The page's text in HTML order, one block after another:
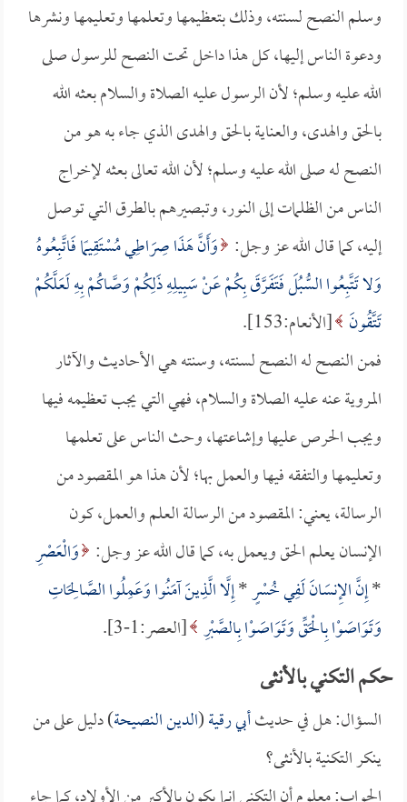
وسلم النصح لسنته، وذلك بتعظيمها وتعلمها وتعليمها ونشرها
ودعوة الناس إليها، كل هذا داخل تحت النصح للرسول صلى
الله عليه وسلم؛ لأن الرسول عليه الصلاة والسلام بعثه الله
بالحق والهدى، والعناية بالحق والهدى الذي جاء به هو من
النصح له صلى الله عليه وسلم؛ لأن الله تعالى بعثه لإخراج
الناس من الظلمات إلى النور، وتبصيرهم بالطرق التي توصل
إليه، كما قال الله عز وجل: وَأَنَّ هَذَا صِرَاطِي مُسْتَقِيمًا فَاتَّبِعُوهُ
وَلا تَتَّبِعُوا السُّبُلَ فَتَفَرَّقَ بِكُمْ عَنْ سَبِيلِهِ ذَلِكُمْ وَصَّاكُمْ بِهِ لَعَلَّكُمْ
تَتَّقُونَ [الأنعام:153].
فمن النصح له النصح لسنته، وسنته هي الأحاديث والآثار
المروية عنه عليه الصلاة والسلام، فهي التي يجب تعظيمه فيها
ويجب الحرص عليها وإشاعتها، وحث الناس على تعلمها
وتعليمها والتفقه فيها والعمل بها؛ لأن هذا هو المقصود من
الرسالة، يعني: المقصود من الرسالة العلم والعمل، كون
الإنسان يعلم الحق ويعمل به، كما قال الله عز وجل: وَالْعَصْرِ
*إِنَّ الإِنسَانَ لَفِي خُسْرٍ*إِلَّا الَّذِينَ آمَنُوا وَعَمِلُوا الصَّالِحَاتِ
وَتَوَاصَوْا بِالْحَقِّ وَتَوَاصَوْا بِالصَّبْرِ [العصر:1-3].
حكم التكني بالأنثى
السؤال: هل في حديثأبي رقية(الدين النصيحة) دليل على من
ينكر التكنية بالأنثى؟